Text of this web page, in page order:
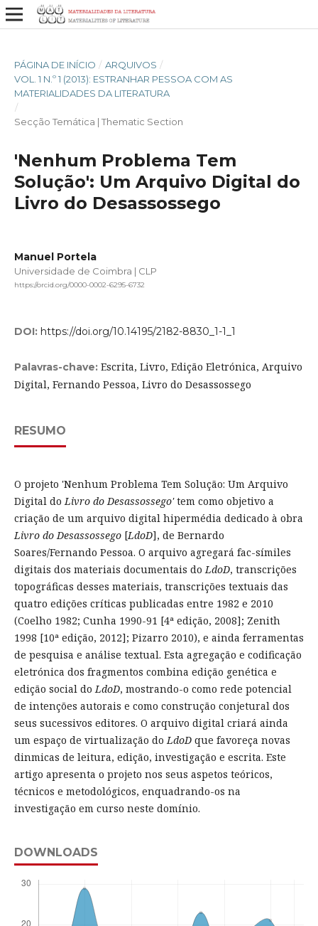
PÁGINA DE INÍCIO / ARQUIVOS /
VOL. 1 N.º 1 (2013): ESTRANHAR PESSOA COM AS
MATERIALIDADES DA LITERATURA
/
Secção Temática | Thematic Section
'Nenhum Problema Tem
Solução': Um Arquivo Digital do
Livro do Desassossego
Manuel Portela
Universidade de Coimbra | CLP
https://orcid.org/0000-0002-6295-6732
DOI: https://doi.org/10.14195/2182-8830_1-1_1
Palavras-chave: Escrita, Livro, Edição Eletrónica, Arquivo
Digital, Fernando Pessoa, Livro do Desassossego
RESUMO
O projeto 'Nenhum Problema Tem Solução: Um Arquivo
Digital doLivro do Desassossego'tem como objetivo a
criação de um arquivo digital hipermédia dedicado à obra
Livro do Desassossego[LdoD], de Bernardo
Soares/Fernando Pessoa. O arquivo agregará fac-símiles
digitais dos materiais documentais doLdoD, transcrições
topográficas desses materiais, transcrições textuais das
quatro edições críticas publicadas entre 1982 e 2010
(Coelho 1982; Cunha 1990-91 [4ª edição, 2008]; Zenith
1998 [10ª edição, 2012]; Pizarro 2010), e ainda ferramentas
de pesquisa e análise textual. Esta agregação e codificação
eletrónica dos fragmentos combina edição genética e
edição social doLdoD, mostrando-o como rede potencial
de intenções autorais e como construção conjetural dos
seus sucessivos editores. O arquivo digital criará ainda
um espaço de virtualização doLdoDque favoreça novas
dinmicas de leitura, edição, investigação e escrita. Este
artigo apresenta o projeto nos seus aspetos teóricos,
técnicos e metodológicos, enquadrando-os na
investigação em curso neste domínio.
DOWNLOADS